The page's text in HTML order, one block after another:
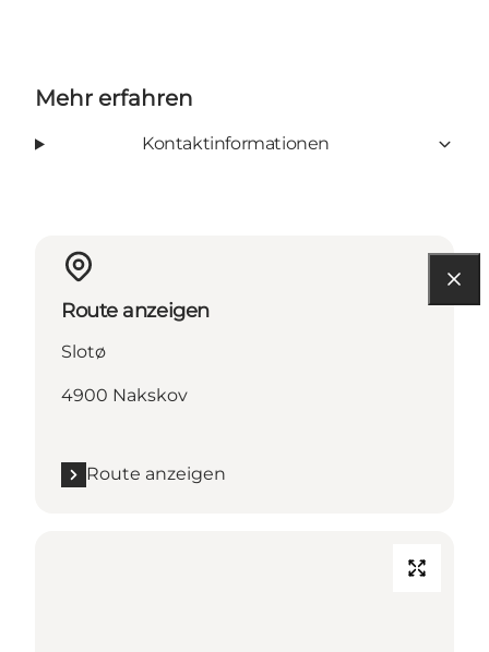
Mehr erfahren
Kontaktinformationen
Route anzeigen
Slotø
4900 Nakskov
Route anzeigen